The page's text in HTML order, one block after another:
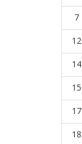
7
12
14
15
17
18